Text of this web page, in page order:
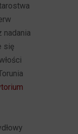
nadania
się